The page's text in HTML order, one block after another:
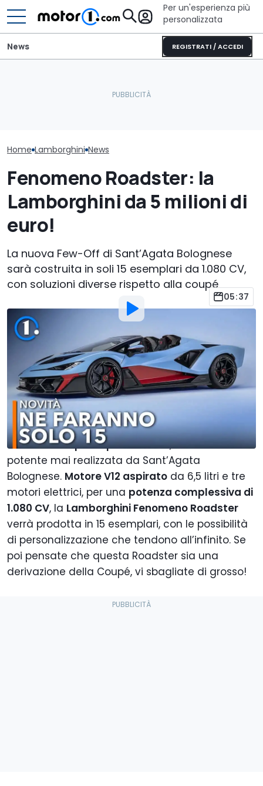
Per un'esperienza più
personalizzata
REGISTRATI / ACCEDI
News
Home Lamborghini News
Fenomeno Roadster: la
Lamborghini da 5 milioni di
euro!
La nuova Few-Off di Sant’Agata Bolognese
sarà costruita in soli 15 esemplari da 1.080 CV,
con soluzioni diverse rispetto alla coupé
05:37
Foto di:Motor1 Italy
Andrea Farina
9 Magalle22:00
Già dal nome mette subito in chiaro il suo ruolo:
essere lascoperta più estrema, esclusiva e
potente mai realizzata da Sant’Agata
Bolognese. Motore V12 aspirato da 6,5 litri e tre
motori elettrici, per una potenza complessiva di
1.080 CV, la Lamborghini Fenomeno Roadster
verrà prodotta in 15 esemplari, con le possibilità
di personalizzazione che tendono all’infinito. Se
poi pensate che questa Roadster sia una
derivazione della Coupé, vi sbagliate di grosso!